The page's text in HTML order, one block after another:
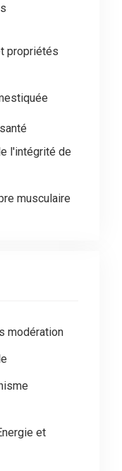
propriétés
l'intégrité de
musculaire
modération
et